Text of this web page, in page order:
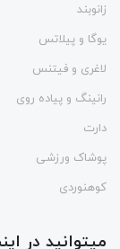
زانوبند
یوگا و پیلاتس
لاغری و فیتنس
رانینگ و پیاده روی
دارت
پوشاک ورزشی
کوهنوردی
میتوانید در